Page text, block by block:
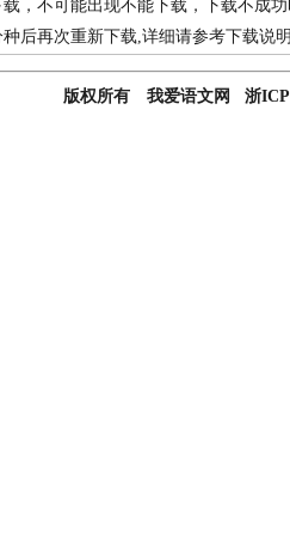
，不可能出现不能下载，下载不成
后再次重新下载,详细请参考下载说
版权所有 我爱语文网 浙ICP备